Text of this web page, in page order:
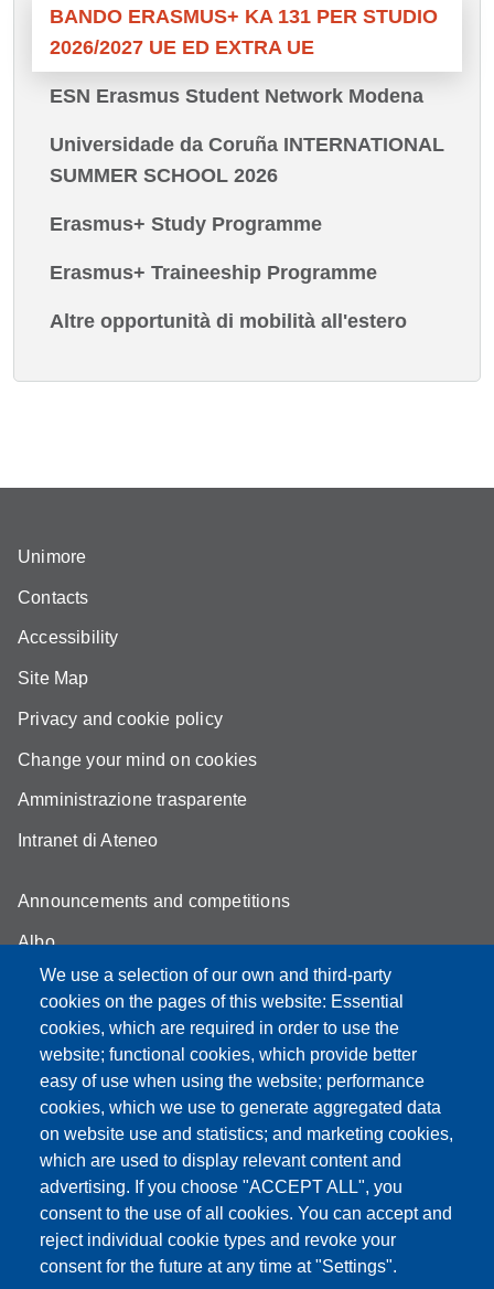
BANDO ERASMUS+ KA 131 PER STUDIO
2026/2027 UE ED EXTRA UE
ESN Erasmus Student Network Modena
Universidade da Coruña INTERNATIONAL
SUMMER SCHOOL 2026
Erasmus+ Study Programme
Erasmus+ Traineeship Programme
Altre opportunità di mobilità all'estero
We use a selection of our own and third-party
cookies on the pages of this website: Essential
cookies, which are required in order to use the
website; functional cookies, which provide better
easy of use when using the website; performance
cookies, which we use to generate aggregated data
on website use and statistics; and marketing cookies,
which are used to display relevant content and
advertising. If you choose "ACCEPT ALL", you
consent to the use of all cookies. You can accept and
reject individual cookie types and revoke your
consent for the future at any time at "Settings".
Unimore
Contacts
Accessibility
Site Map
Privacy and cookie policy
Change your mind on cookies
Amministrazione trasparente
Intranet di Ateneo
Announcements and competitions
Albo
Online teaching mode
Student secretariat
Quality Assurance
Partita IVA: 00427620364
Dipartimento di Educazione e Scienze Umane
Sede: Viale Timavo 93 - 42121 Reggio nell'Emilia
Area Didattica: didattica.desu@unimore.it